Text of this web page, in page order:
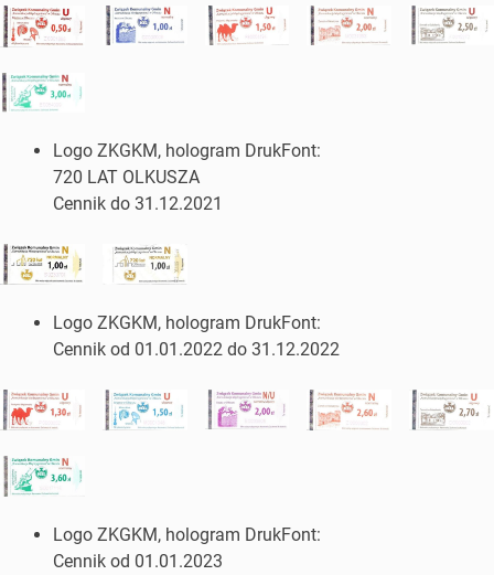
Logo ZKGKM, hologram DrukFont:
720 LAT OLKUSZA
Cennik do 31.12.2021
Logo ZKGKM, hologram DrukFont:
Cennik od 01.01.2022 do 31.12.2022
Logo ZKGKM, hologram DrukFont:
Cennik od 01.01.2023